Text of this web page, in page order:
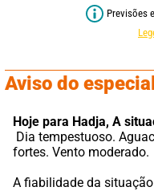
Previsões
Aviso do
Hoje para Hadja, A
fortes. Vento moderado.
A fiabilidade da